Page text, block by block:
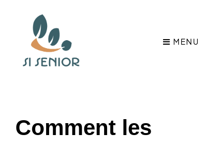
MENU
Comment les